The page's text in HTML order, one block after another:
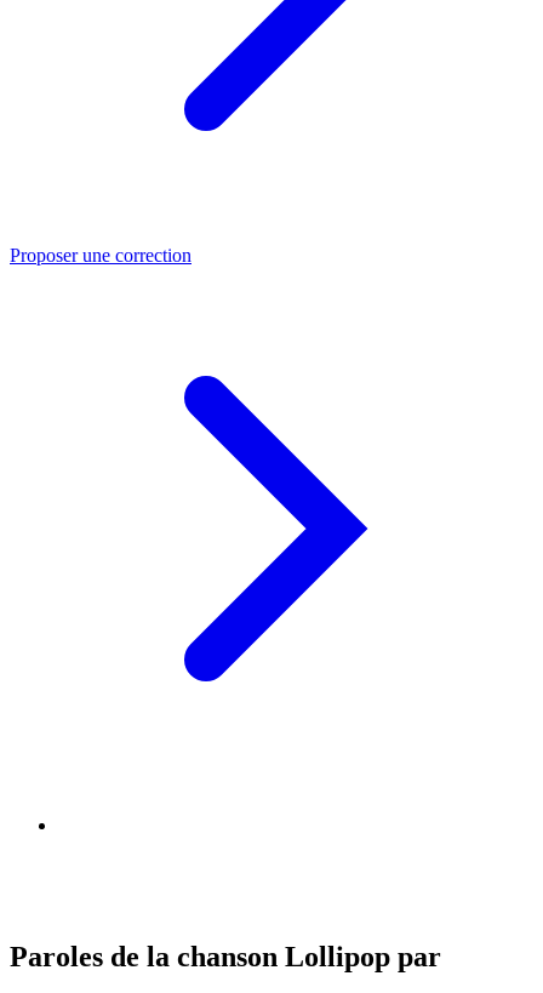
Proposer une correction
Paroles de la chanson Lollipop par